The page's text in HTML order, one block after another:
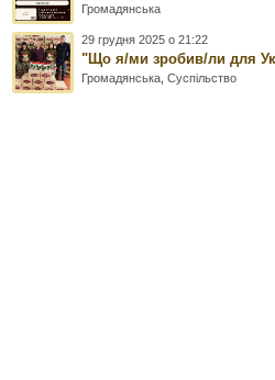
Громадянська
29 грудня 2025 о 21:22
"Що я/ми зробив/ли для
Громадянська ,Суспільство